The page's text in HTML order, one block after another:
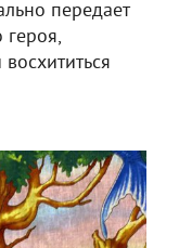
передает
героя,